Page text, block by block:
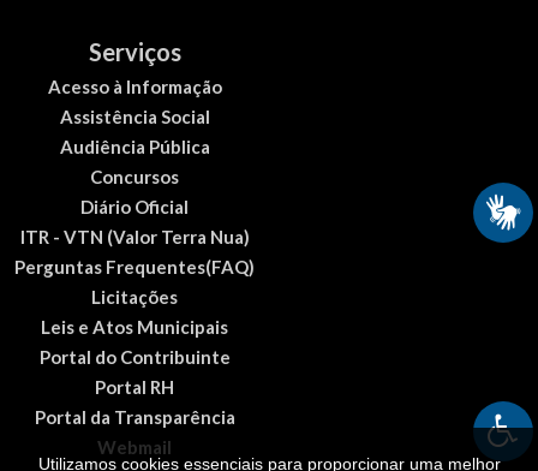
Utilizamos cookies essenciais para proporcionar uma melhor
Serviços
Acesso à Informação
Assistência Social
Audiência Pública
Concursos
Diário Oficial
ITR - VTN (Valor Terra Nua)
Perguntas Frequentes(FAQ)
Licitações
Leis e Atos Municipais
Portal do Contribuinte
Portal RH
Portal da Transparência
Webmail